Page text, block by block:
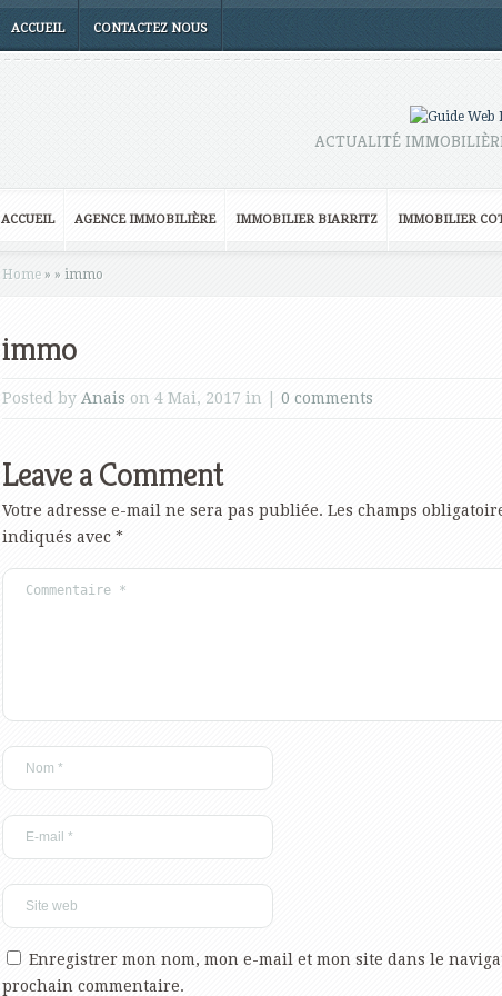
ACCUEIL CONTACTEZ NOUS
ACTUALITÉ
ACCUEIL AGENCE IMMOBILIÈRE IMMOBILIER BIARRITZ IMMOBILIER
Home » » immo
immo
Posted by Anais on 4 Mai, 2017 in | 0 comments
Leave a Comment
Votre adresse e-mail ne sera pas publiée. Les champs
indiqués avec *
Enregistrer mon nom, mon e-mail et mon site dans le
prochain commentaire.